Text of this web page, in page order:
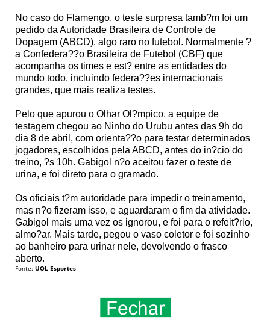
No caso do Flamengo, o teste surpresa tamb?m foi um
pedido da Autoridade Brasileira de Controle de
Dopagem (ABCD), algo raro no futebol. Normalmente ?
a Confedera??o Brasileira de Futebol (CBF) que
acompanha os times e est? entre as entidades do
mundo todo, incluindo federa??es internacionais
grandes, que mais realiza testes.
Pelo que apurou o Olhar Ol?mpico, a equipe de
testagem chegou ao Ninho do Urubu antes das 9h do
dia 8 de abril, com orienta??o para testar determinados
jogadores, escolhidos pela ABCD, antes do in?cio do
treino, ?s 10h. Gabigol n?o aceitou fazer o teste de
urina, e foi direto para o gramado.
Os oficiais t?m autoridade para impedir o treinamento,
mas n?o fizeram isso, e aguardaram o fim da atividade.
Gabigol mais uma vez os ignorou, e foi para o refeit?rio,
almo?ar. Mais tarde, pegou o vaso coletor e foi sozinho
ao banheiro para urinar nele, devolvendo o frasco
aberto.
Fonte: UOL Esportes